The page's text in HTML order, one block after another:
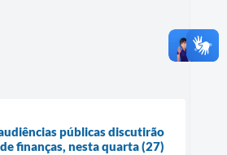
públicas discutirão
finanças, nesta quarta (27)